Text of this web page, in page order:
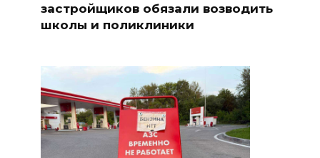
застройщиков обязали возводить
школы и поликлиники